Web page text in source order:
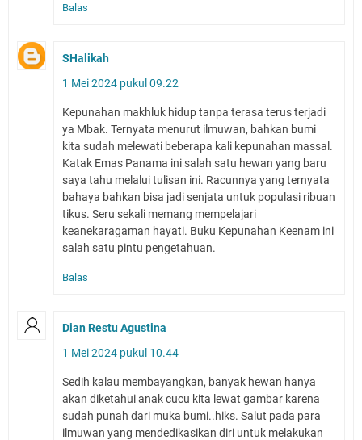
Balas
SHalikah
1 Mei 2024 pukul 09.22
Kepunahan makhluk hidup tanpa terasa terus terjadi
ya Mbak. Ternyata menurut ilmuwan, bahkan bumi
kita sudah melewati beberapa kali kepunahan massal.
Katak Emas Panama ini salah satu hewan yang baru
saya tahu melalui tulisan ini. Racunnya yang ternyata
bahaya bahkan bisa jadi senjata untuk populasi ribuan
tikus. Seru sekali memang mempelajari
keanekaragaman hayati. Buku Kepunahan Keenam ini
salah satu pintu pengetahuan.
Balas
Dian Restu Agustina
1 Mei 2024 pukul 10.44
Sedih kalau membayangkan, banyak hewan hanya
akan diketahui anak cucu kita lewat gambar karena
sudah punah dari muka bumi..hiks. Salut pada para
ilmuwan yang mendedikasikan diri untuk melakukan